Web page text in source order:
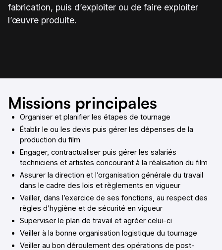
fabrication, puis d’exploiter ou de faire exploiter
l’œuvre produite.
Missions principales
Organiser et planifier les étapes de tournage
Établir le ou les devis puis gérer les dépenses de la
production du film
Engager, contractualiser puis gérer les salariés
techniciens et artistes concourant à la réalisation du film
Assurer la direction et l’organisation générale du travail
dans le cadre des lois et règlements en vigueur
Veiller, dans l’exercice de ses fonctions, au respect des
règles d’hygiène et de sécurité en vigueur
Superviser le plan de travail et agréer celui-ci
Veiller à la bonne organisation logistique du tournage
Veiller au bon déroulement des opérations de post-